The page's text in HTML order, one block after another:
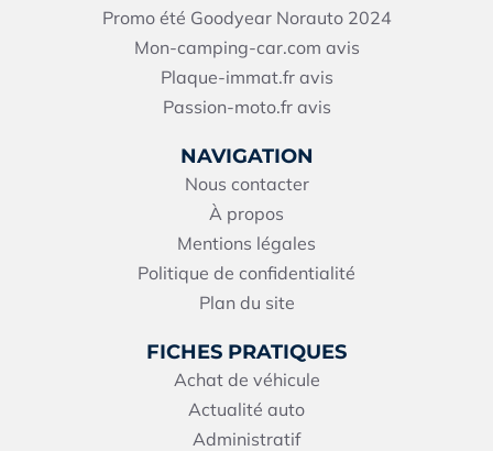
FICHES PRATIQUES
Achat de véhicule
Actualité auto
Administratif
NAVIGATION
Nous contacter
À propos
Mentions légales
Politique de confidentialité
Plan du site
Promo été Goodyear Norauto 2024
Mon-camping-car.com avis
Plaque-immat.fr avis
Passion-moto.fr avis